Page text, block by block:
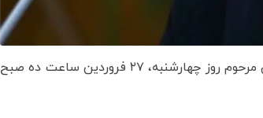
به گزارش اقتصادنیوز به نقل از دانشگاه تهران، مراسم تشیع پیکر آن مرحوم روز چهارشنبه، ۲۷ فروردین ساعت ده صبح